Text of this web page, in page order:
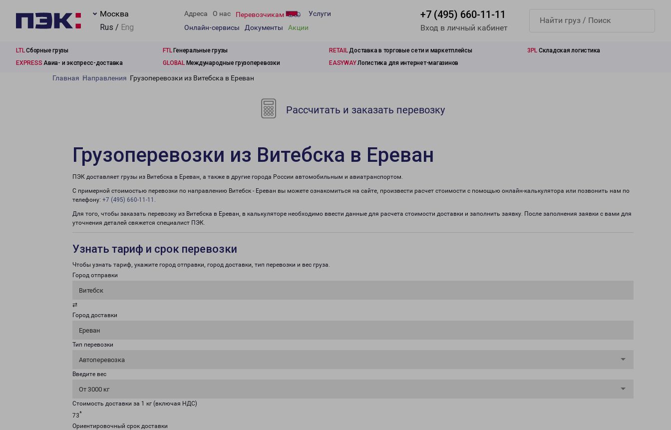
Москва
Rus / Eng
Адреса О нас Перевозчикам
Услуги
Онлайн-сервисы
Документы Акции
+7 (495) 660-11-11
Вход в личный кабинет
LTLСборные грузы FTLГенеральные грузы RETAILДоставка в торговые сети и маркетплейсы 3PL Складская логистика
EXPRESS Авиа- и экспресс-доставка GLOBALМеждународные грузоперевозки EASYWAYЛогистика для интернет-магазинов
Главная Направления Грузоперевозки из Витебска в Ереван
Рассчитать и заказать перевозку
Грузоперевозки из Витебска в Ереван
ПЭК доставляет грузы из Витебска в Ереван, а также в другие города России автомобильным и авиатранспортом.
С примерной стоимостью перевозки по направлению Витебск - Ереван вы можете ознакомиться на сайте, произвести расчет стоимости с помощью онлайн-калькулятора или позвонить нам по
телефону: +7 (495) 660-11-11 .
Для того, чтобы заказать перевозку из Витебска в Ереван, в калькуляторе необходимо ввести данные для расчета стоимости доставки и заполнить заявку. После заполнения заявки с вами для
уточнения деталей свяжется специалист ПЭК.
Узнать тариф и срок перевозки
Чтобы узнать тариф, укажите город отправки, город доставки, тип перевозки и вес груза.
Город отправки
Витебск
⇄
Город доставки
Ереван
Тип перевозки
Автоперевозка
Введите вес
От 3000 кг
Стоимость доставки за 1 кг (включая НДС)
73*
Ориентировочный срок доставки